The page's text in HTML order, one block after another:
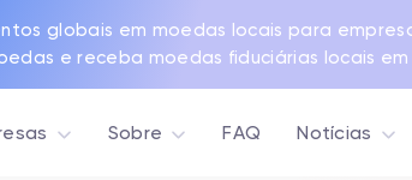
globais em moedas locais para
e receba moedas fiduciárias locais
Sobre FAQ Notícias